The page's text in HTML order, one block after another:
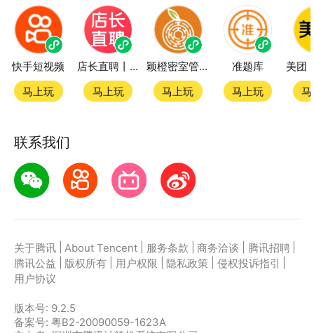
快手短视频
马上玩
店长直聘丨求职招聘找工作
马上玩
颖橙密室管家SmartOrange
马上玩
准题库
马上玩
联系我们
关于腾讯 About Tencent 服务条款 商务洽谈 腾讯招聘
腾讯公益
版权所有 用户权限 隐私政策 侵权投诉指引
用户协议
版本号: 9.2.5
备案号: 粤B2-20090059-1623A